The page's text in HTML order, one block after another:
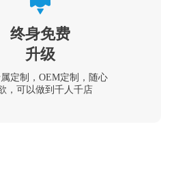
终身免费
升级
定制，OEM定制，随心
，可以做到千人千店